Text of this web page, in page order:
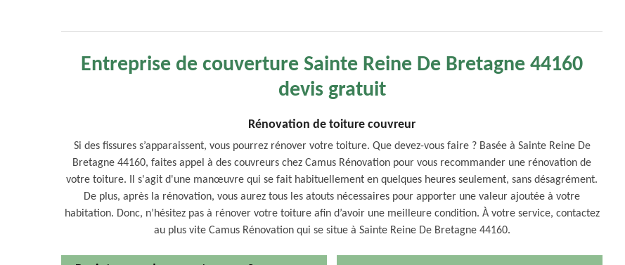
Entreprise de couverture Sainte Reine De Bretagne 44160
devis gratuit
Rénovation de toiture couvreur
Si des fissures s’apparaissent, vous pourrez rénover votre toiture. Que devez-vous faire ? Basée à Sainte Reine De
Bretagne 44160, faites appel à des couvreurs chez Camus Rénovation pour vous recommander une rénovation de
votre toiture. Il s'agit d'une manœuvre qui se fait habituellement en quelques heures seulement, sans désagrément.
De plus, après la rénovation, vous aurez tous les atouts nécessaires pour apporter une valeur ajoutée à votre
habitation. Donc, n’hésitez pas à rénover votre toiture afin d’avoir une meilleure condition. À votre service, contactez
au plus vite Camus Rénovation qui se situe à Sainte Reine De Bretagne 44160.